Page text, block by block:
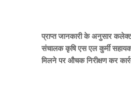
प्राप्त जानकारी के अनुसार
संचालक कृषि एस एल कुर्मी सहायक
मिलने पर औचक निरीक्षण कर